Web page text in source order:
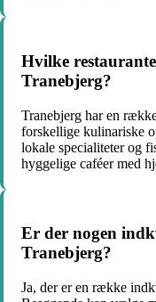
Hvilke
Tranebjerg?
Tranebjerg har en
forskellige kulinariske
lokale specialiteter og
hyggelige caféer med
Er der nogen
Tranebjerg?
Ja, der er en række